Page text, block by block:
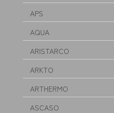
APS
AQUA
ARISTARCO
ARKTO
ARTHERMO
ASCASO